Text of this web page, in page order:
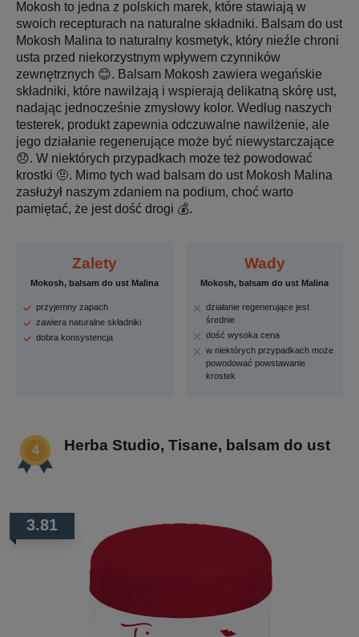
Mokosh to jedna z polskich marek, które stawiają w
swoich recepturach na naturalne składniki. Balsam do ust
Mokosh Malina to naturalny kosmetyk, który nieźle chroni
usta przed niekorzystnym wpływem czynników
zewnętrznych 😊. Balsam Mokosh zawiera wegańskie
składniki, które nawilżają i wspierają delikatną skórę ust,
nadając jednocześnie zmysłowy kolor. Według naszych
testerek, produkt zapewnia odczuwalne nawilżenie, ale
jego działanie regenerujące może być niewystarczające
😞. W niektórych przypadkach może też powodować
krostki 🤨. Mimo tych wad balsam do ust Mokosh Malina
zasłużył naszym zdaniem na podium, choć warto
pamiętać, że jest dość drogi 💰.
Zalety
Mokosh, balsam do ust Malina
przyjemny zapach
zawiera naturalne składniki
dobra konsystencja
Wady
Mokosh, balsam do ust Malina
działanie regenerujące jest
średnie
dość wysoka cena
w niektórych przypadkach może
powodować powstawanie
krostek
Herba Studio, Tisane, balsam do ust
3.81